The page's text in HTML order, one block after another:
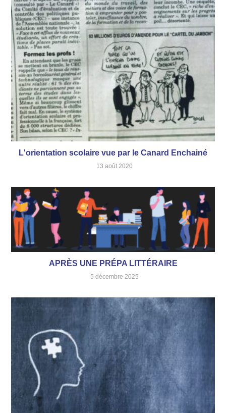
L'orientation scolaire vue par le Canard Enchainé
13 août 2020
APRÈS UNE PRÉPA LITTÉRAIRE
5 décembre 2025